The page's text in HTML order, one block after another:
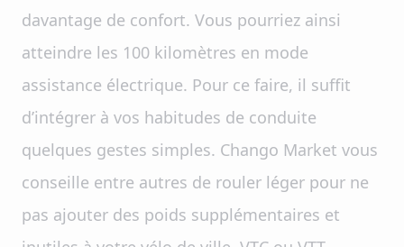
davantage de confort. Vous pourriez ainsi
atteindre les 100 kilomètres en mode
assistance électrique. Pour ce faire, il suffit
d’intégrer à vos habitudes de conduite
quelques gestes simples. Chango Market vous
conseille entre autres de rouler léger pour ne
pas ajouter des poids supplémentaires et